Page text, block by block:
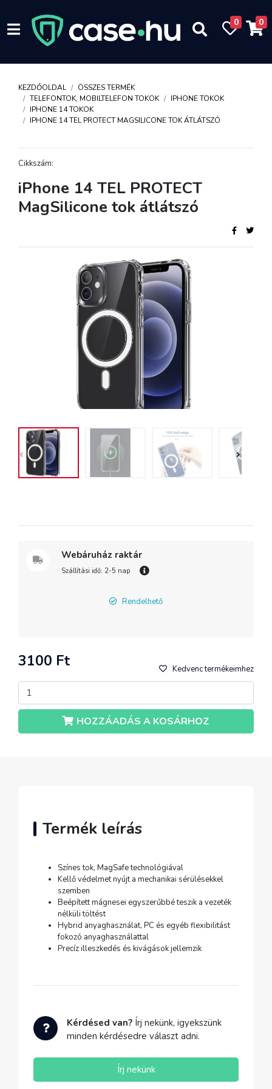
0 0
KEZDŐOLDAL
ÖSSZES TERMÉK
TELEFONTOK, MOBILTELEFON TOKOK
IPHONE TOKOK
IPHONE 14 TOKOK
IPHONE 14 TEL PROTECT MAGSILICONE TOK ÁTLÁTSZÓ
Cikkszám:
iPhone 14 TEL PROTECT
MagSilicone tok átlátszó
Webáruház raktár
Szállítási idő: 2-5 nap
Rendelhető
3100 Ft Kedvenc termékeimhez
HOZZÁADÁS A KOSÁRHOZ
Termék leírás
Színes tok, MagSafe technológiával
Kellő védelmet nyújt a mechanikai sérülésekkel
szemben
Beépített mágnesei egyszerűbbé teszik a vezeték
nélküli töltést
Hybrid anyaghasználat, PC és egyéb flexibilitást
fokozó anyaghasználattal
Precíz illeszkedés és kivágások jellemzik
Kérdésed van? Írj nekünk, igyekszünk
minden kérdésedre választ adni.
Írj nekünk